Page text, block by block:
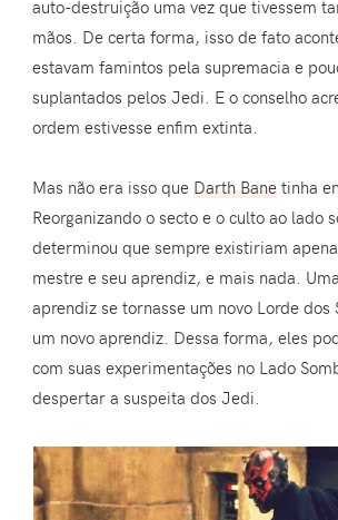
auto-destruição uma vez que tivessem
mãos. De certa forma, isso de fato
estavam famintos pela supremacia e
suplantados pelos Jedi. E o conselho
ordem estivesse enfim extinta.
Mas não era isso que Darth Bane tinha
Reorganizando o secto e o culto ao lado
determinou que sempre existiriam
mestre e seu aprendiz, e mais nada.
aprendiz se tornasse um novo Lorde
um novo aprendiz. Dessa forma, eles
com suas experimentações no Lado
despertar a suspeita dos Jedi.